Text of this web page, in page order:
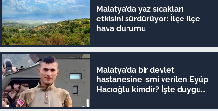
Malatya’da yaz sıcakları
etkisini sürdürüyor: İlçe ilçe
hava durumu
Malatya’da bir devlet
hastanesine ismi verilen Eyüp
Hacıoğlu kimdir? İşte duygu